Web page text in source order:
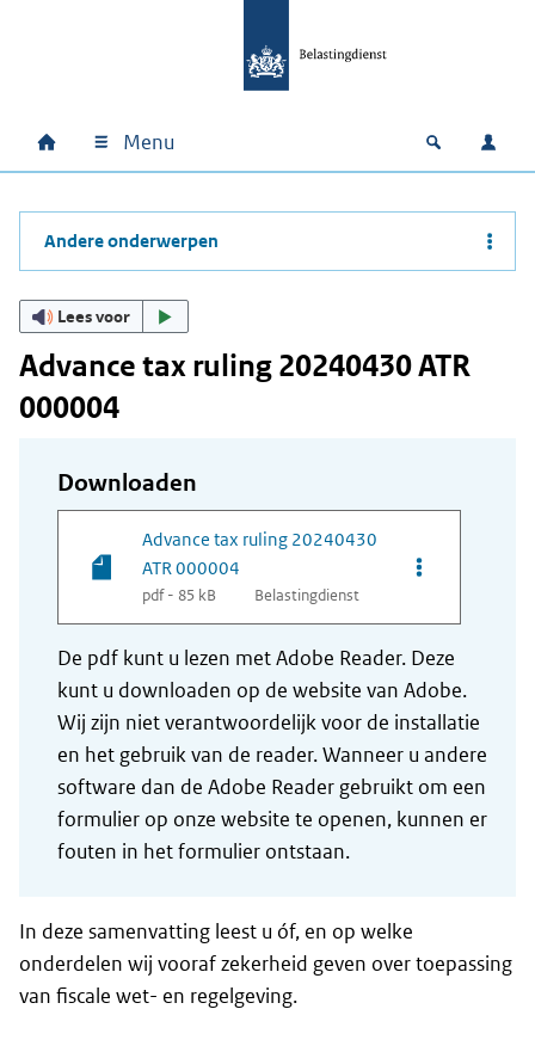
Hoofdnavigatie
Home Menu Open
Andere onderwerpen
Lees voor
Advance tax ruling 20240430 ATR
000004
Downloaden
Advance tax ruling 20240430
ATR 000004
pdf - 85 kB Belastingdienst
Opties van
De pdf kunt u lezen met Adobe Reader. Deze
kunt u downloaden op de website van Adobe.
Wij zijn niet verantwoordelijk voor de installatie
en het gebruik van de reader. Wanneer u andere
software dan de Adobe Reader gebruikt om een
formulier op onze website te openen, kunnen er
fouten in het formulier ontstaan.
In deze samenvatting leest u óf, en op welke
onderdelen wij vooraf zekerheid geven over toepassing
van fiscale wet- en regelgeving.